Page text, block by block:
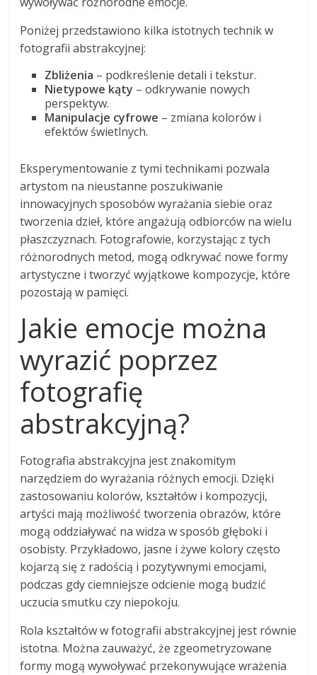
Poniżej przedstawiono kilka istotnych technik w
fotografii abstrakcyjnej:
Zbliżenia – podkreślenie detali i tekstur.
Nietypowe kąty – odkrywanie nowych
perspektyw.
Manipulacje cyfrowe – zmiana kolorów i
efektów świetlnych.
Eksperymentowanie z tymi technikami pozwala
artystom na nieustanne poszukiwanie
innowacyjnych sposobów wyrażania siebie oraz
tworzenia dzieł, które angażują odbiorców na wielu
płaszczyznach. Fotografowie, korzystając z tych
różnorodnych metod, mogą odkrywać nowe formy
artystyczne i tworzyć wyjątkowe kompozycje, które
pozostają w pamięci.
Jakie emocje można
wyrazić poprzez
fotografię
abstrakcyjną?
Fotografia abstrakcyjna jest znakomitym
narzędziem do wyrażania różnych emocji. Dzięki
zastosowaniu kolorów, kształtów i kompozycji,
artyści mają możliwość tworzenia obrazów, które
mogą oddziaływać na widza w sposób głęboki i
osobisty. Przykładowo, jasne i żywe kolory często
kojarzą się z radością i pozytywnymi emocjami,
podczas gdy ciemniejsze odcienie mogą budzić
uczucia smutku czy niepokoju.
Rola kształtów w fotografii abstrakcyjnej jest równie
istotna. Można zauważyć, że zgeometryzowane
formy mogą wywoływać przekonywujące wrażenia